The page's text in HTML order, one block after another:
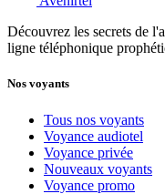
Découvrez les secrets de
ligne téléphonique
Nos voyants
Tous nos voyants
Voyance audiotel
Voyance privée
Nouveaux voyants
Voyance promo